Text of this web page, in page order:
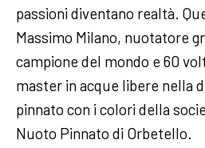
passioni diventano realtà.
Massimo Milano, nuotatore
campione del mondo e 60
master in acque libere nella
pinnato con i colori della
Nuoto Pinnato di Orbetello.